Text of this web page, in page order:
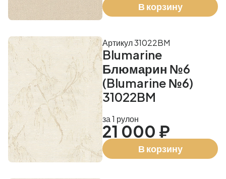
В корзину
Blumarine
Блюмарин №6
(Blumarine №6)
31022BM
Артикул 31022BM
за 1 рулон
21 000 ₽
В корзину